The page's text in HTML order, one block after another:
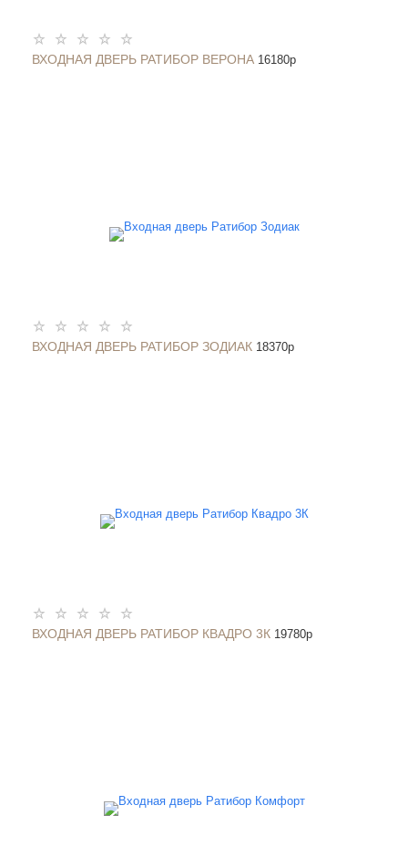
ВХОДНАЯ ДВЕРЬ РАТИБОР ВЕРОНА 16180p
ВХОДНАЯ ДВЕРЬ РАТИБОР ЗОДИАК 18370p
ВХОДНАЯ ДВЕРЬ РАТИБОР КВАДРО 3К 19780p